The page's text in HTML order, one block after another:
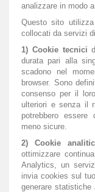
analizzare in modo
Questo sito
collocati da servizi
1) Cookie tecnici
durata pari alla
scadono nel
browser. Sono
consenso per il
ulteriori e senza il
potrebbero
meno sicure.
2) Cookie
ottimizzare
Analytics, un
invia cookies sul
generare